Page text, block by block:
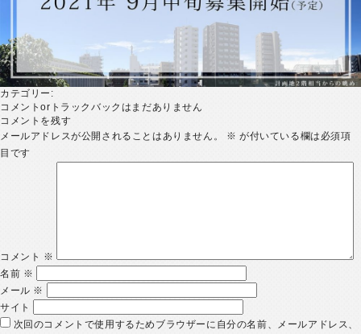
カテゴリー:
コメントorトラックバックはまだありません
コメントを残す
メールアドレスが公開されることはありません。
※ が付いている欄は必須項
目です
コメント ※
名前 ※
メール ※
サイト
次回のコメントで使用するためブラウザーに自分の名前、メールアドレス、